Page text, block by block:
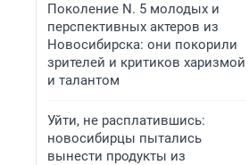
Поколение N. 5 молодых и
перспективных актеров из
Новосибирска: они покорили
зрителей и критиков харизмой
и талантом
Уйти, не расплатившись:
новосибирцы пытались
вынести продукты из